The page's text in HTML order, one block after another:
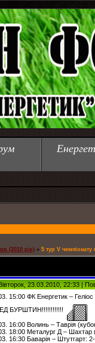
(2010 рік) » 5 тур V чемпіонату
23.03.2010, 22:33 |
15:00 ФК Енергетик – Геліос
БУРШТИН!!!!!!!!!!!!
16:00 Волинь – Таврія
18:00 Металург Д – Шахтар
16:30 Баварія – Штутгарт: